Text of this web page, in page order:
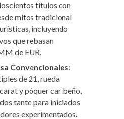
títulos con
mitos tradicional
incluyendo
que rebasan
de EUR.
Convencionales:
de 21, rueda
y póquer caribeño,
tanto para iniciados
experimentados.